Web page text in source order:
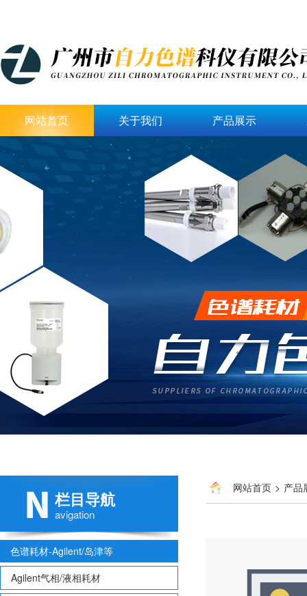
网站首页 关于我们 产品展示
栏目导航
avigation
色谱耗材-Agilent/岛津等
Agilent气相/液相耗材
网站首页 > 产品